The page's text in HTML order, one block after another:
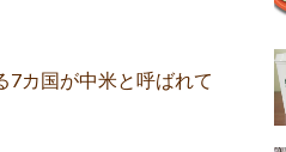
7カ国が中米と呼ばれて